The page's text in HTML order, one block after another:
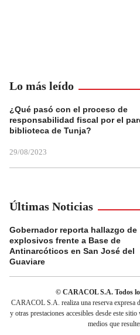
Lo más leído
¿Qué pasó con el proceso de
responsabilidad fiscal por el
biblioteca de Tunja?
29/08/2023
Últimas Noticias
Gobernador reporta hallazgo de
explosivos frente a Base de
Antinarcóticos en San José del
Guaviare
© CARACOL S.A. Todos
CARACOL S.A. realiza una reserva expresa
y otras prestaciones accesibles desde este
medios que